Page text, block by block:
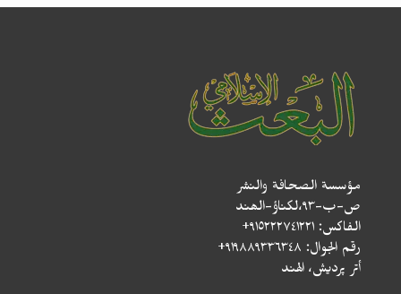
مؤسسة الصحافة والنشر
ص-ب-۹۳،لکناؤ-الھند
الفاكس: ٩١٥٢٢٢٧٤١٢٢١+
رقم الجوال: ٩١٩٨٨٩٣٣٦٣٤٨+
أتر پردیش، الهند